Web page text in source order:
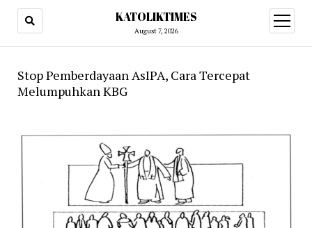
KATOLIKTIMES
August 7, 2026
open
menu
Stop Pemberdayaan AsIPA, Cara Tercepat
Melumpuhkan KBG